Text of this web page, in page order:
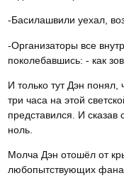
-Басилашвили уехал,
-Организаторы все
поколебавшись: - как
И только тут Дэн
три часа на этой
представился. И сказав
ноль.
Молча Дэн отошёл от
любопытствующих